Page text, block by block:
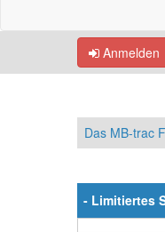
Anmelden
Das MB-trac
- Limitiertes